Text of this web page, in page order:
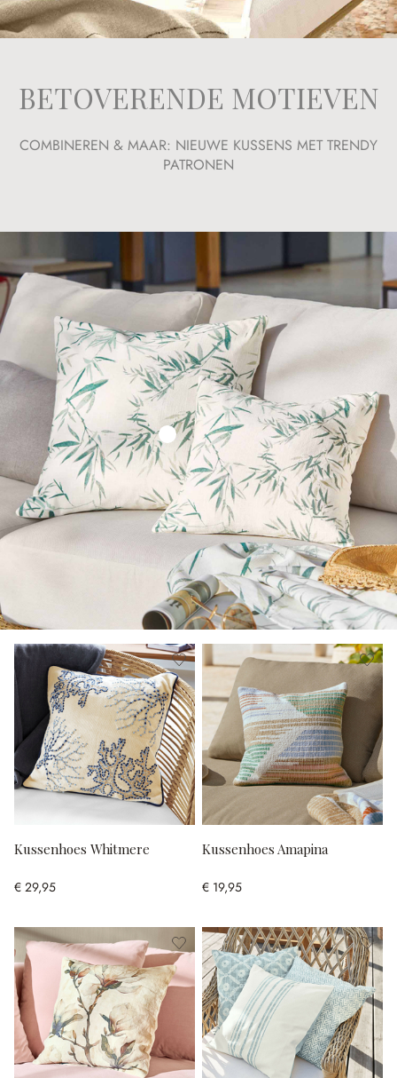
BETOVERENDE MOTIEVEN
COMBINEREN & MAAR: NIEUWE KUSSENS MET TRENDY
PATRONEN
Kussenhoes Whitmere
€ 29,95
Kussenhoes Amapina
€ 19,95